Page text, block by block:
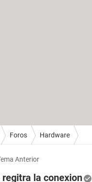
Foros Hardware
Anterior
regitra la conexion